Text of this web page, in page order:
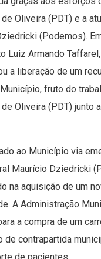
Oliveira (PDT) e a
(Podemos).
Luiz Armando
a liberação de um
fruto do
Oliveira (PDT) junto
ao Município via
Maurício Dziedricki
na aquisição de um
A Administração
a compra de um
de contrapartida